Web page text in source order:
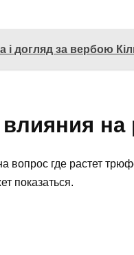
і догляд за вербою
на
вопрос где растет
показаться.